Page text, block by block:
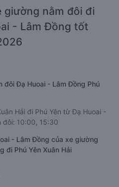
giường nằm đôi đi
- Lâm Đồng tốt
đôi Đạ Huoai - Lâm Đồng Phú
Hải đi Phú Yên từ Đạ Huoai -
đôi: 10:00, 15:30
- Lâm Đồng của xe giường
đi Phú Yên Xuân Hải